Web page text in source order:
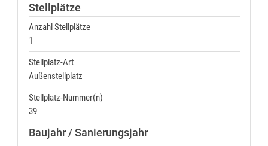
Stellplätze
Anzahl Stellplätze
1
Stellplatz-Art
Außenstellplatz
Stellplatz-Nummer(n)
39
Baujahr / Sanierungsjahr